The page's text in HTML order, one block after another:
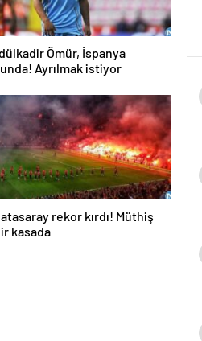
Ömür, İspanya
Ayrılmak istiyor
rekor kırdı! Müthiş
kasada